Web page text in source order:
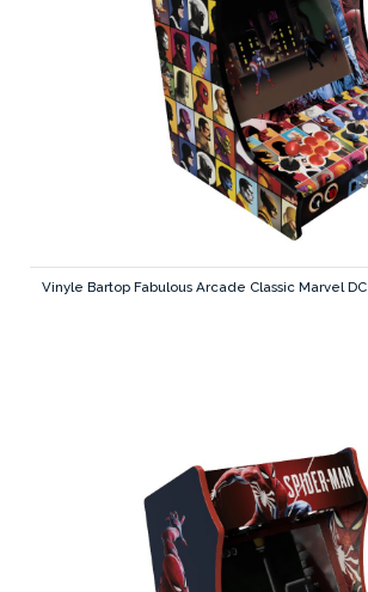
Vinyle Bartop Fabulous Arcade Classic Marvel DC